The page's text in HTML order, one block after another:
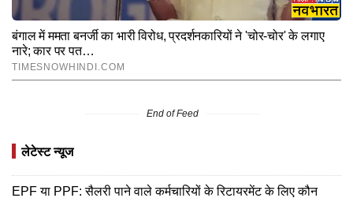
End of Feed
लेटेस्ट न्यूज
EPF या PPF: सैलरी पाने वाले कर्मचारियों के रिटायरमेंट के लिए कौन